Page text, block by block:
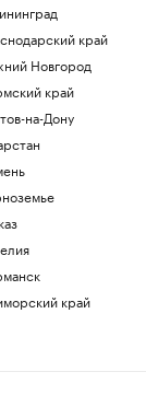
край
Новгород
край
на-Дону
край